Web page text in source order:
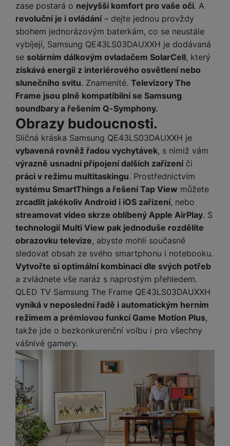
zase postará o nejvyšší komfort pro vaše oči. A
revoluční je i ovládání– dejte jednou provždy
sbohem jednorázovým baterkám, co se neustále
vybíjejí, Samsung QE43LS03DAUXXH je dodávaná
se solárním dálkovým ovladačem SolarCell, který
získává energii z interiérového osvětlení nebo
slunečního svitu. Znamenité. Televizory The
Frame jsou plně kompatibilní se Samsung
soundbary a řešením Q-Symphony.
Obrazy budoucnosti.
Sličná kráska Samsung QE43LS03DAUXXH je
vybavená rovněž řadou vychytávek, s nimiž vám
výrazně usnadní připojení dalších zařízeníči
práci v režimu multitaskingu. Prostřednictvím
systému SmartThings a řešení Tap View můžete
zrcadlit jakékoliv Android i iOS zařízení, nebo
streamovat video skrze oblíbený Apple AirPlay. S
technologií Multi View pak jednoduše rozdělíte
obrazovku televize, abyste mohli současně
sledovat obsah ze svého smartphonu i notebooku.
Vytvořte si optimální kombinaci dle svých potřeb
a zvládnete vše naráz s naprostým přehledem.
QLED TV Samsung The Frame QE43LS03DAUXXH
vyniká v neposlední řadě i automatickým herním
režimem a prémiovou funkcí Game Motion Plus,
takže jde o bezkonkurenční volbu i pro všechny
vášnivé gamery.